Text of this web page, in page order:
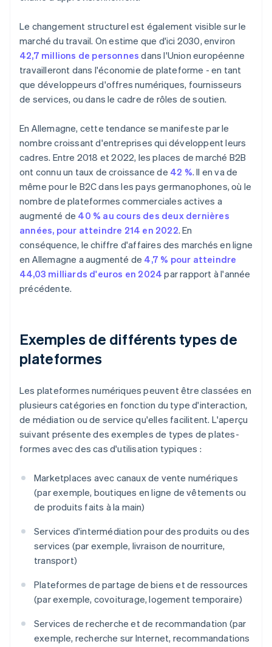
Le changement structurel est également visible sur le
marché du travail. On estime que d'ici 2030, environ
42,7 millions de personnes dans l'Union européenne
travailleront dans l'économie de plateforme - en tant
que développeurs d'offres numériques, fournisseurs
de services, ou dans le cadre de rôles de soutien.
En Allemagne, cette tendance se manifeste par le
nombre croissant d'entreprises qui développent leurs
cadres. Entre 2018 et 2022, les places de marché B2B
ont connu un taux de croissance de 42 %. Il en va de
même pour le B2C dans les pays germanophones, où le
nombre de plateformes commerciales actives a
augmenté de 40 % au cours des deux dernières
années, pour atteindre 214 en 2022. En
conséquence, le chiffre d'affaires des marchés en ligne
en Allemagne a augmenté de 4,7 % pour atteindre
44,03 milliards d'euros en 2024 par rapport à l'année
précédente.
Exemples de différents types de
plateformes
Les plateformes numériques peuvent être classées en
plusieurs catégories en fonction du type d'interaction,
de médiation ou de service qu'elles facilitent. L'aperçu
suivant présente des exemples de types de plates-
formes avec des cas d'utilisation typiques :
Marketplaces avec canaux de vente numériques
(par exemple, boutiques en ligne de vêtements ou
de produits faits à la main)
Services d'intermédiation pour des produits ou des
services (par exemple, livraison de nourriture,
transport)
Plateformes de partage de biens et de ressources
(par exemple, covoiturage, logement temporaire)
Services de recherche et de recommandation (par
exemple, recherche sur Internet, recommandations